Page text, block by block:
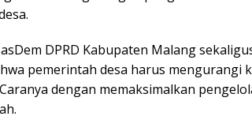
DPRD Kabupaten Malang
pemerintah desa harus
dengan memaksimalkan